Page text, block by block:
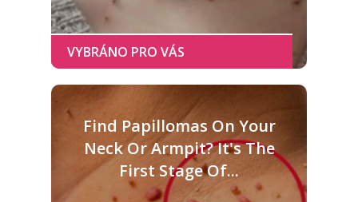
Find Papillomas On Your
Neck Or Armpit? It's The
First Stage Of...